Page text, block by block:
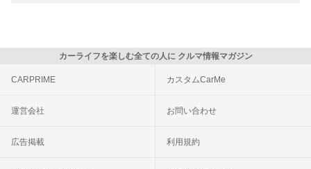
カーライフを楽しむ全ての人に クルマ情報マガジン
CARPRIME カスタムCarMe
運営会社 お問い合わせ
広告掲載 利用規約